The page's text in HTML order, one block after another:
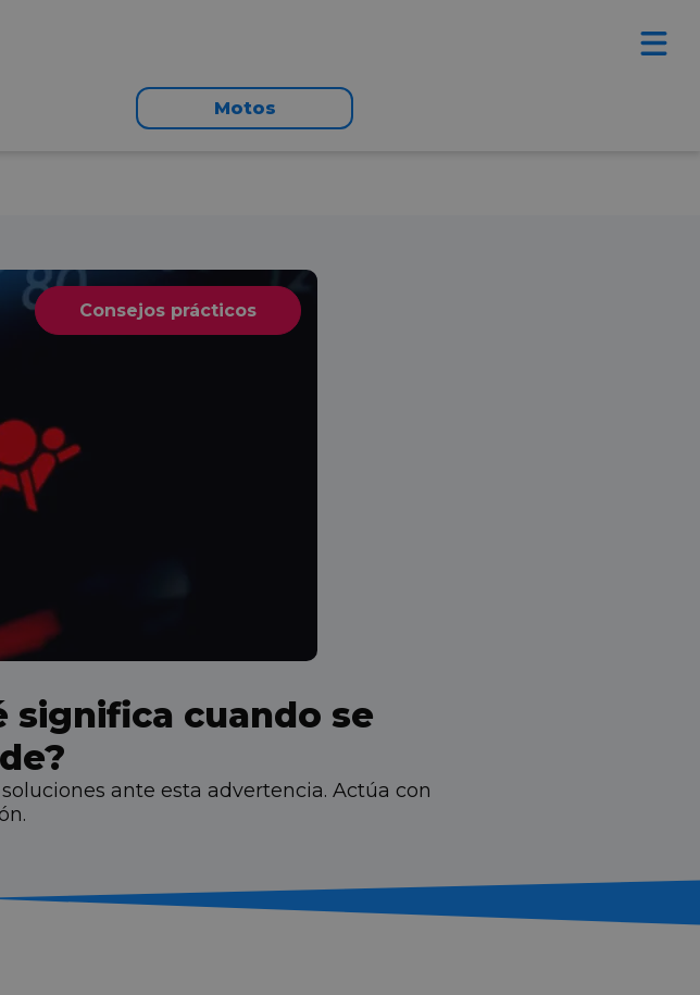
Motos
Consejos prácticos
significa cuando se
ante esta advertencia. Actúa con